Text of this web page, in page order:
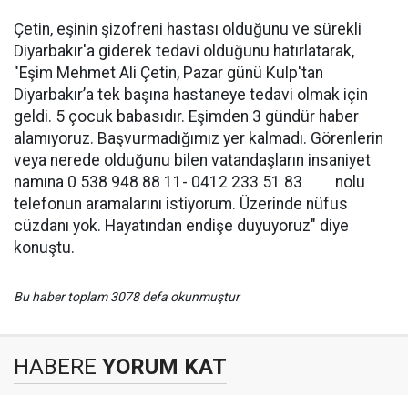
Çetin, eşinin şizofreni hastası olduğunu ve sürekli
Diyarbakır'a giderek tedavi olduğunu hatırlatarak,
"Eşim Mehmet Ali Çetin, Pazar günü Kulp'tan
Diyarbakır’a tek başına hastaneye tedavi olmak için
geldi. 5 çocuk babasıdır. Eşimden 3 gündür haber
alamıyoruz. Başvurmadığımız yer kalmadı. Görenlerin
veya nerede olduğunu bilen vatandaşların insaniyet
namına 0 538 948 88 11- 0412 233 51 83 nolu
telefonun aramalarını istiyorum. Üzerinde nüfus
cüzdanı yok. Hayatından endişe duyuyoruz" diye
konuştu.
Bu haber toplam 3078 defa okunmuştur
HABERE YORUM KAT